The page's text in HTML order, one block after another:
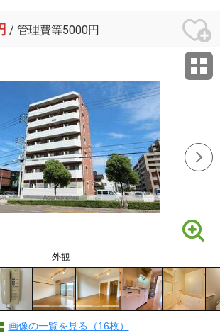
/ 管理費等5000円
外観
画像の一覧を見る（16枚）